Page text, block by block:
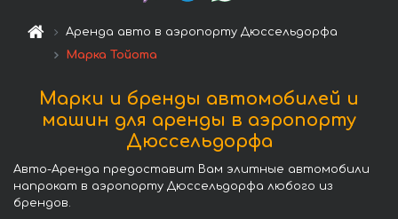
Аренда авто в аэропорту Дюссельдорфа
Марка Тойота
Марки и бренды автомобилей и
машин для аренды в аэропорту
Дюссельдорфа
Авто-Аренда предоставит Вам элитные автомобили
напрокат в аэропорту Дюссельдорфа любого из
брендов.